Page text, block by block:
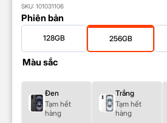
SKU: 101031106
Phiên bản
128GB 256GB
Màu sắc
Đen
Tạm hết
hàng
Trắng
Tạm hết
hàng